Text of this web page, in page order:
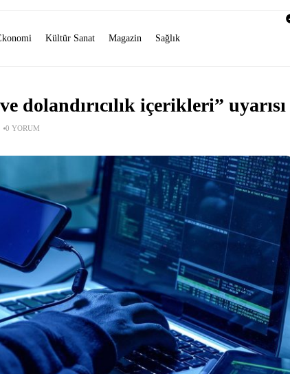
Kültür Sanat Magazin Sağlık
dolandırıcılık içerikleri” uyarısı
0 YORUM